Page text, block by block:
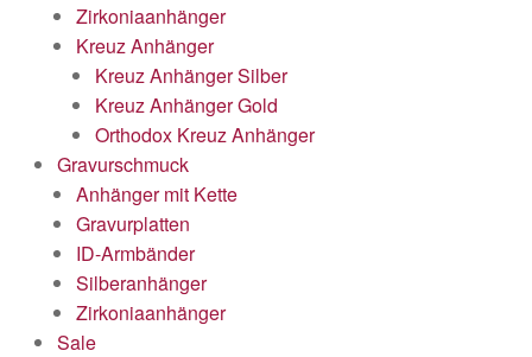
Zirkoniaanhänger
Kreuz Anhänger
Kreuz Anhänger Silber
Kreuz Anhänger Gold
Orthodox Kreuz Anhänger
Gravurschmuck
Anhänger mit Kette
Gravurplatten
ID-Armbänder
Silberanhänger
Zirkoniaanhänger
Sale